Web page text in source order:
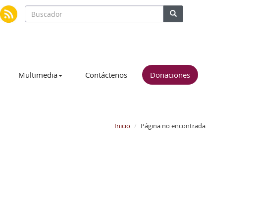
Multimedia Contáctenos Donaciones
Inicio Página no encontrada